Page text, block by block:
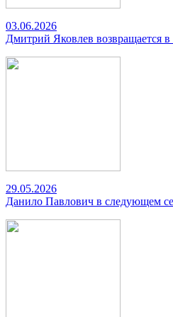
03.06.2026
Дмитрий Яковлев возвращается в
29.05.2026
Данило Павлович в следующем